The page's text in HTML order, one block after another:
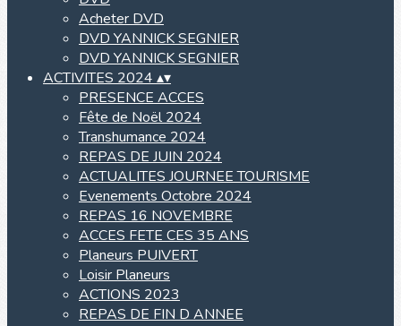
Acheter DVD
DVD YANNICK SEGNIER
DVD YANNICK SEGNIER
ACTIVITES 2024 ▴▾
PRESENCE ACCES
Fête de Noël 2024
Transhumance 2024
REPAS DE JUIN 2024
ACTUALITES JOURNEE TOURISME
Evenements Octobre 2024
REPAS 16 NOVEMBRE
ACCES FETE CES 35 ANS
Planeurs PUIVERT
Loisir Planeurs
ACTIONS 2023
REPAS DE FIN D ANNEE